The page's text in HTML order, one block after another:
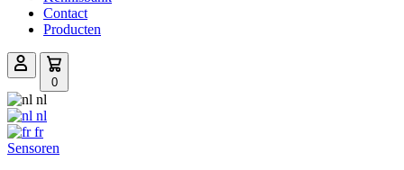
Contact
Producten
0
nl
nl
fr
Sensoren